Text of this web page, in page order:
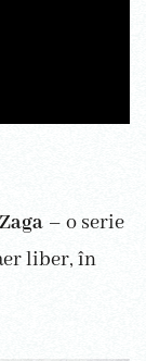
– o serie
liber, în